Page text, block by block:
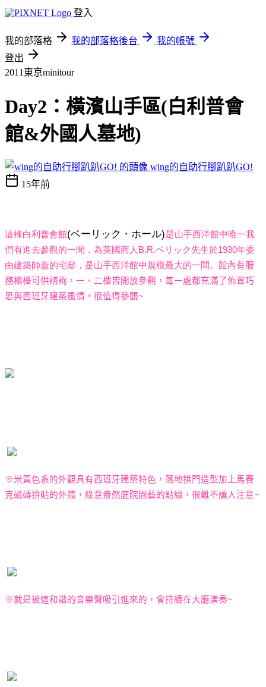
登入
我的部落格 我的部落格後台
我的帳號
登出
2011東京minitour
Day2：橫濱山手區(白利普會
館&外國人墓地)
wing的自助行腳趴趴GO!
15年前
這棟白利普會館(ベーリック・ホール)是山手西洋館中唯一我
們有進去參觀的一間，為英國商人 B.R.ベリック先生於1930年委
由建築師蓋的宅邸，是山手西洋館中規模最大的一間。 館內有服
務櫃檯可供諮詢，一、二樓皆開放參觀，每一處都充滿了佈置巧
思與西班牙建築風情，很值得參觀~
※米黃色系的外觀具有西班牙建築特色，落地拱門造型加上馬賽
克磁磚拚貼的外牆，綠意盎然庭院園藝的點綴，很難不讓人注意~
※就是被這和諧的音樂聲吸引進來的，會持續在大廳演奏~